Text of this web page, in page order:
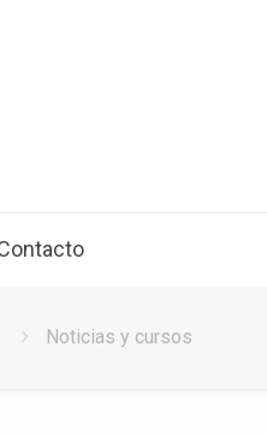
Noticias y cursos